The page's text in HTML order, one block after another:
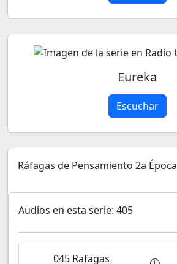
Eureka
Escuchar
Ráfagas de Pensamiento 2a Época
Audios en esta serie: 405
045 Rafagas